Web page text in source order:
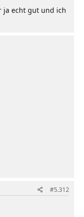
ja echt gut und ich
#5.312